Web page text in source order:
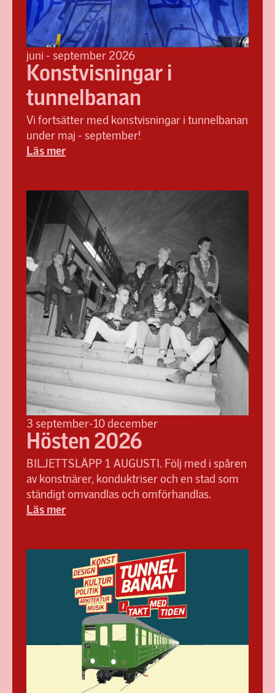
juni - september 2026
Konstvisningar i
tunnelbanan
Vi fortsätter med konstvisningar i tunnelbanan
under maj - september!
Läs mer
3 september-10 december
Hösten 2026
BILJETTSLÄPP 1 AUGUSTI. Följ med i spåren
av konstnärer, konduktriser och en stad som
ständigt omvandlas och omförhandlas.
Läs mer